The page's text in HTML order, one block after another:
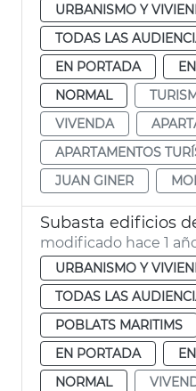
URBANISMO Y
TODAS LAS
EN PORTADA
NORMAL
VIVENDA
APARTAMENTOS
JUAN GINER
Subasta edificios
modificado hace 1
URBANISMO Y
TODAS LAS
POBLATS MARITIMS
EN PORTADA
NORMAL